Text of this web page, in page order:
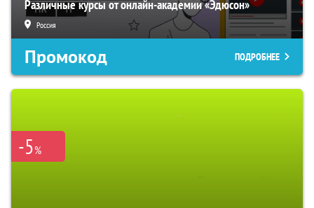
Различные курсы от онлайн-академии «Эдюсон»
Россия
Промокод ПОДРОБНЕЕ
-5%